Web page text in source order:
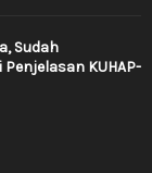
Sudah
KUHAP-